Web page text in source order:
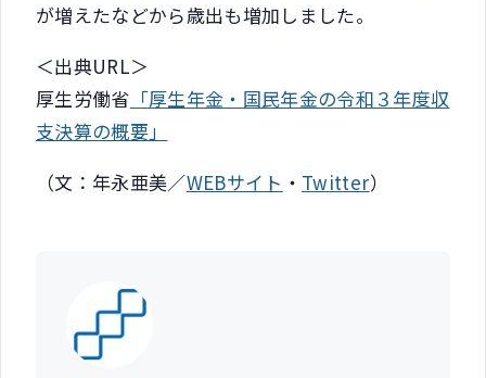
が増えたなどから歳出も増加しました。
＜出典URL＞
厚生労働省 「厚生年金・国民年金の令和３年度収
支決算の概要」
（文：年永亜美／WEBサイト ・ Twitter）